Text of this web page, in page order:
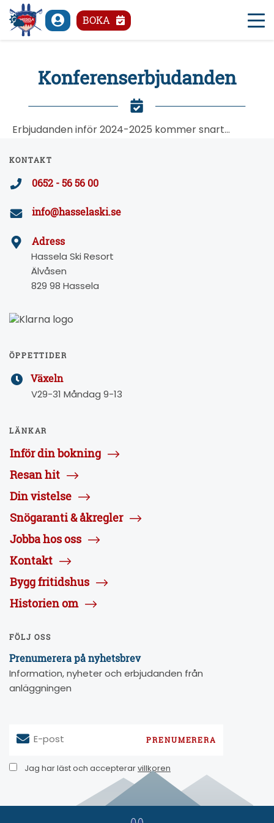
°C BOKA
Konferenserbjudanden
Erbjudanden inför 2024-2025 kommer snart…
KONTAKT
0652 - 56 56 00
info@hasselaski.se
Adress
Hassela Ski Resort
Älvåsen
829 98 Hassela
ÖPPETTIDER
Växeln
V29-31 Måndag 9-13
LÄNKAR
Inför din bokning
Resan hit
Din vistelse
Snögaranti & åkregler
Jobba hos oss
Kontakt
Bygg fritidshus
Historien om
FÖLJ OSS
Prenumerera på nyhetsbrev
Information, nyheter och erbjudanden från
anläggningen
Jag har läst och accepterarvillkoren